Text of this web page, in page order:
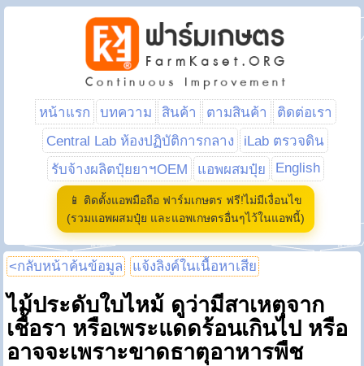
หน้าแรก บทความ สินค้า ตามสินค้า
ติดต่อเรา
Central Lab ห้องปฏิบัติการกลาง
iLab ตรวจดิน
รับจ้างผลิตปุ๋ยยาฯOEM
แอพผสมปุ๋ย English
📱 ติดตั้งแอพมือถือ ฟาร์มเกษตร ฟรี!ไม่มีเงื่อนไข
(รวมแอพผสมปุ๋ย และแอพเกษตรอื่นๆไว้ในแอพนี้)
<กลับหน้าค้นข้อมูล แจ้งลิงค์ในเนื้อหาเสีย
ไม้ประดับใบไหม้ ดูว่ามีสาเหตุจาก
เชื้อรา หรือเพระแดดร้อนเกินไป หรือ
อาจจะเพราะขาดธาตุอาหารพืช